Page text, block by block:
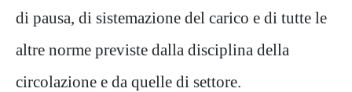
di pausa, di sistemazione del carico e di tutte le
altre norme previste dalla disciplina della
circolazione e da quelle di settore.